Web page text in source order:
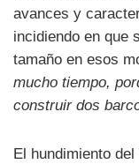
avances y
incidiendo en que
tamaño en esos
mucho tiempo,
construir dos
El hundimiento